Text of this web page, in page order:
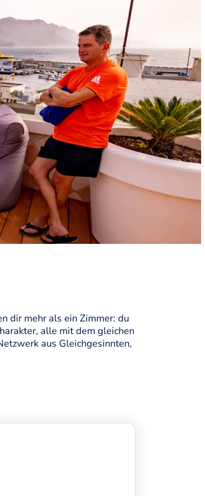
dir mehr als ein Zimmer: du
alle mit dem gleichen
aus Gleichgesinnten,